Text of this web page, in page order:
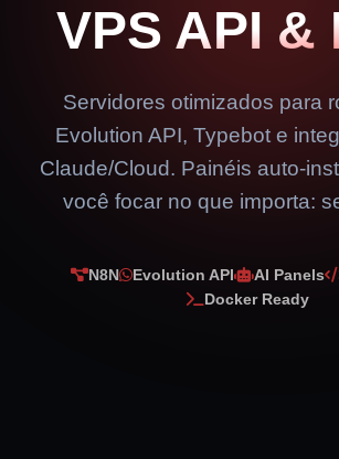
VPS API &
Servidores otimizados para
Evolution API, Typebot e
Claude/Cloud. Painéis auto-
você focar no que importa:
N8N Evolution API AI Panels
Docker Ready